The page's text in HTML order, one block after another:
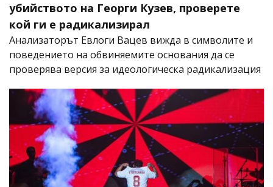
убийството на Георги Кузев, проверете
кой ги е радикализирал
Анализаторът Евлоги Вацев вижда в символите и
поведението на обвиняемите основания да се
проверява версия за идеологическа радикализация